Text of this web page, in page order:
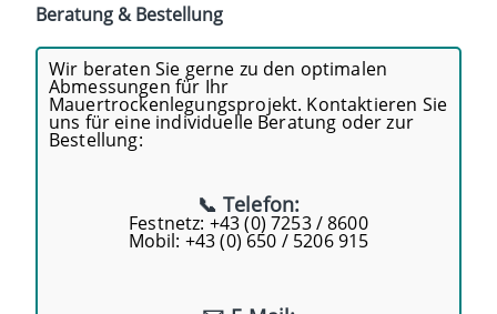
Beratung & Bestellung
Wir beraten Sie gerne zu den optimalen
Abmessungen für Ihr
Mauertrockenlegungsprojekt. Kontaktieren Sie
uns für eine individuelle Beratung oder zur
Bestellung:
📞 Telefon:
Festnetz: +43 (0) 7253 / 8600
Mobil: +43 (0) 650 / 5206 915